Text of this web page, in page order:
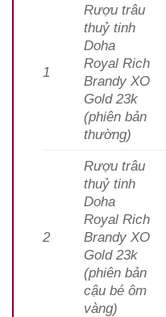
1
Rượu trâu
thuỷ tinh
Doha
Royal Rich
Brandy XO
Gold 23k
(phiên bản
thường)
2
Rượu trâu
thuỷ tinh
Doha
Royal Rich
Brandy XO
Gold 23k
(phiên bản
cậu bé ôm
vàng)